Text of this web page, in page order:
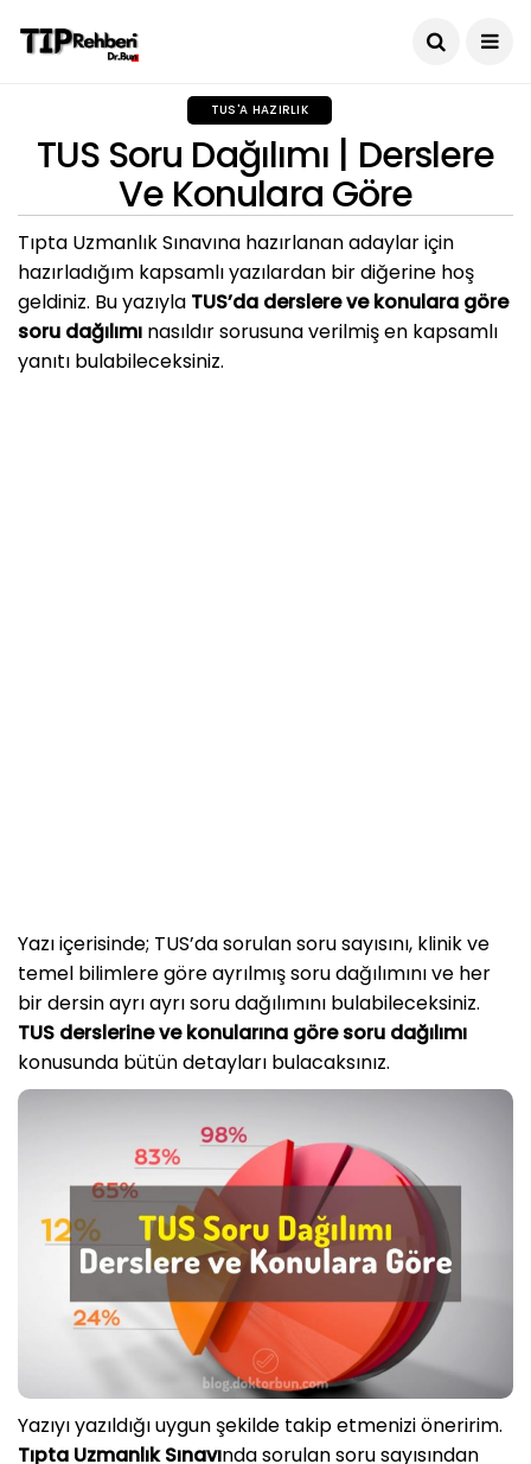
TUS'A HAZIRLIK
TUS Soru Dağılımı | Derslere
Ve Konulara Göre
Tıpta Uzmanlık Sınavına hazırlanan adaylar için
hazırladığım kapsamlı yazılardan bir diğerine hoş
geldiniz. Bu yazıyla TUS’da derslere ve konulara göre
soru dağılımı nasıldır sorusuna verilmiş en kapsamlı
yanıtı bulabileceksiniz.
Yazı içerisinde; TUS’da sorulan soru sayısını, klinik ve
temel bilimlere göre ayrılmış soru dağılımını ve her
bir dersin ayrı ayrı soru dağılımını bulabileceksiniz.
TUS derslerine ve konularına göre soru dağılımı
konusunda bütün detayları bulacaksınız.
Yazıyı yazıldığı uygun şekilde takip etmenizi öneririm.
Tıpta Uzmanlık Sınavında sorulan soru sayısından